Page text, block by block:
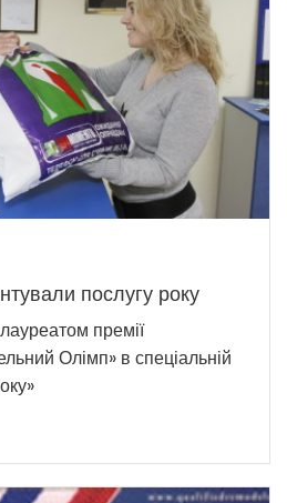
послугу року
премії
Олімп» в спеціальній